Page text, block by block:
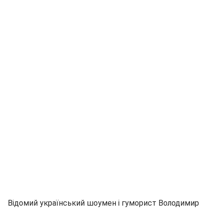
Відомий український шоумен і гуморист Володимир